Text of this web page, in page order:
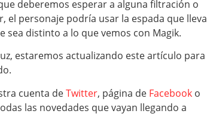
deberemos esperar a alguna filtración o
el personaje podría usar la espada que lleva
sea distinto a lo que vemos con Magik.
estaremos actualizando este artículo para
cuenta deTwitter, página de Facebook o
las novedades que vayan llegando a